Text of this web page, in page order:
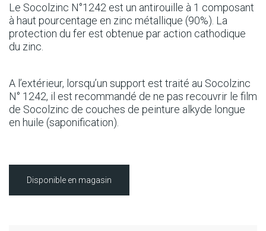
Le Socolzinc N°1242 est un antirouille à 1 composant
à haut pourcentage en zinc métallique (90%). La
protection du fer est obtenue par action cathodique
du zinc.
A l’extérieur, lorsqu’un support est traité au Socolzinc
N° 1242, il est recommandé de ne pas recouvrir le film
de Socolzinc de couches de peinture alkyde longue
en huile (saponification).
Disponible en magasin